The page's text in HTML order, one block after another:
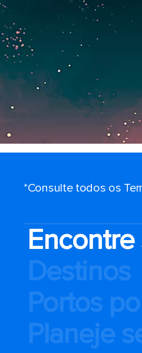
*Consulte todos os
Destinos
Portos
Planeje